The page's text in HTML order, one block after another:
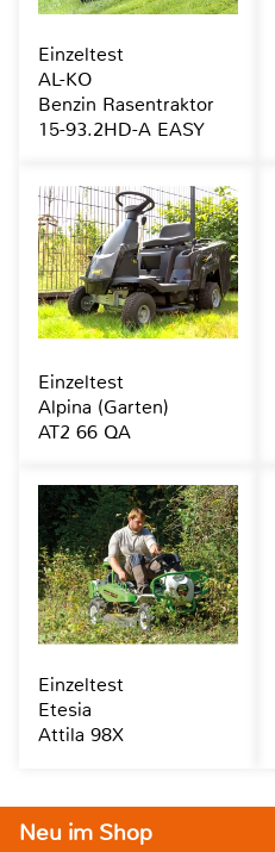
Neu im Shop
Einzeltest
AL-KO
Benzin Rasentraktor
15-93.2HD-A EASY
Einzeltest
Alpina (Garten)
AT2 66 QA
Einzeltest
Etesia
Attila 98X